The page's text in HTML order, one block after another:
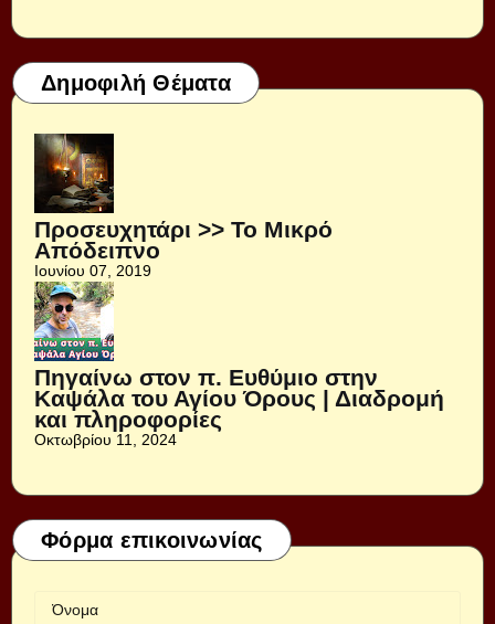
Δημοφιλή Θέματα
Προσευχητάρι >> Το Μικρό
Απόδειπνο
Ιουνίου 07, 2019
Πηγαίνω στον π. Ευθύμιο στην
Καψάλα του Αγίου Όρους | Διαδρομή
και πληροφορίες
Οκτωβρίου 11, 2024
Φόρμα επικοινωνίας